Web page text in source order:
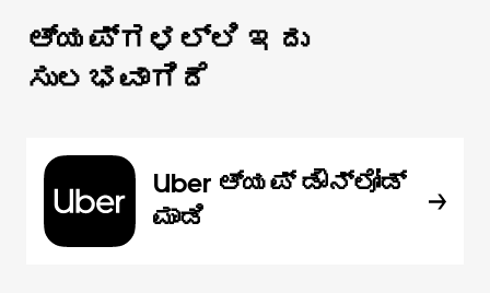
ಆ್ಯಪ್‌‌ಗಳಲ್ಲಿ ಇದು
ಸುಲಭವಾಗಿದೆ
Uber ಆ್ಯಪ್‍ ಡೌನ್‌ಲೋಡ್
ಮಾಡಿ